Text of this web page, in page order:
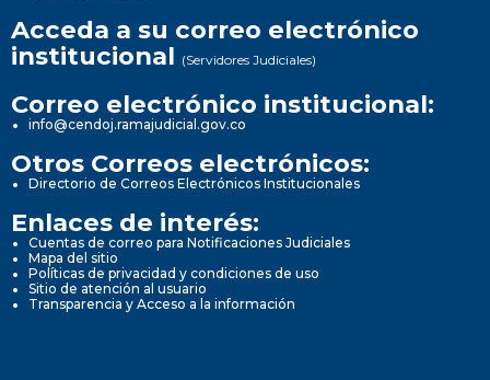
Acceda a su correo electrónico
institucional (Servidores Judiciales)
Correo electrónico institucional:
info@cendoj.ramajudicial.gov.co
Otros Correos electrónicos:
Directorio de Correos Electrónicos Institucionales
Enlaces de interés:
Cuentas de correo para Notificaciones Judiciales
Mapa del sitio
Políticas de privacidad y condiciones de uso
Sitio de atención al usuario
Transparencia y Acceso a la información